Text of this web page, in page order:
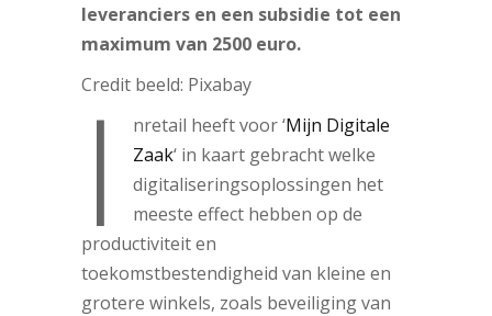
leveranciers en een subsidie tot een
maximum van 2500 euro.
Credit beeld: Pixabay
I nretail heeft voor ‘Mijn Digitale
Zaak‘ in kaart gebracht welke
digitaliseringsoplossingen het
meeste effect hebben op de
productiviteit en
toekomstbestendigheid van kleine en
grotere winkels, zoals beveiliging van